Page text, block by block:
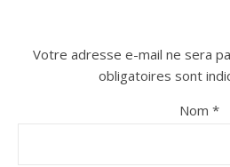
Votre adresse e-mail ne sera
obligatoires sont
Nom *